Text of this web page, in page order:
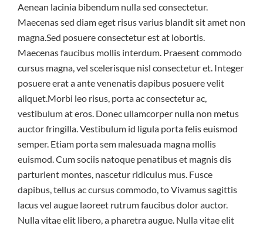
Aenean lacinia bibendum nulla sed consectetur.
Maecenas sed diam eget risus varius blandit sit amet non
magna.Sed posuere consectetur est at lobortis.
Maecenas faucibus mollis interdum. Praesent commodo
cursus magna, vel scelerisque nisl consectetur et. Integer
posuere erat a ante venenatis dapibus posuere velit
aliquet.Morbi leo risus, porta ac consectetur ac,
vestibulum at eros. Donec ullamcorper nulla non metus
auctor fringilla. Vestibulum id ligula porta felis euismod
semper. Etiam porta sem malesuada magna mollis
euismod. Cum sociis natoque penatibus et magnis dis
parturient montes, nascetur ridiculus mus. Fusce
dapibus, tellus ac cursus commodo, to Vivamus sagittis
lacus vel augue laoreet rutrum faucibus dolor auctor.
Nulla vitae elit libero, a pharetra augue. Nulla vitae elit